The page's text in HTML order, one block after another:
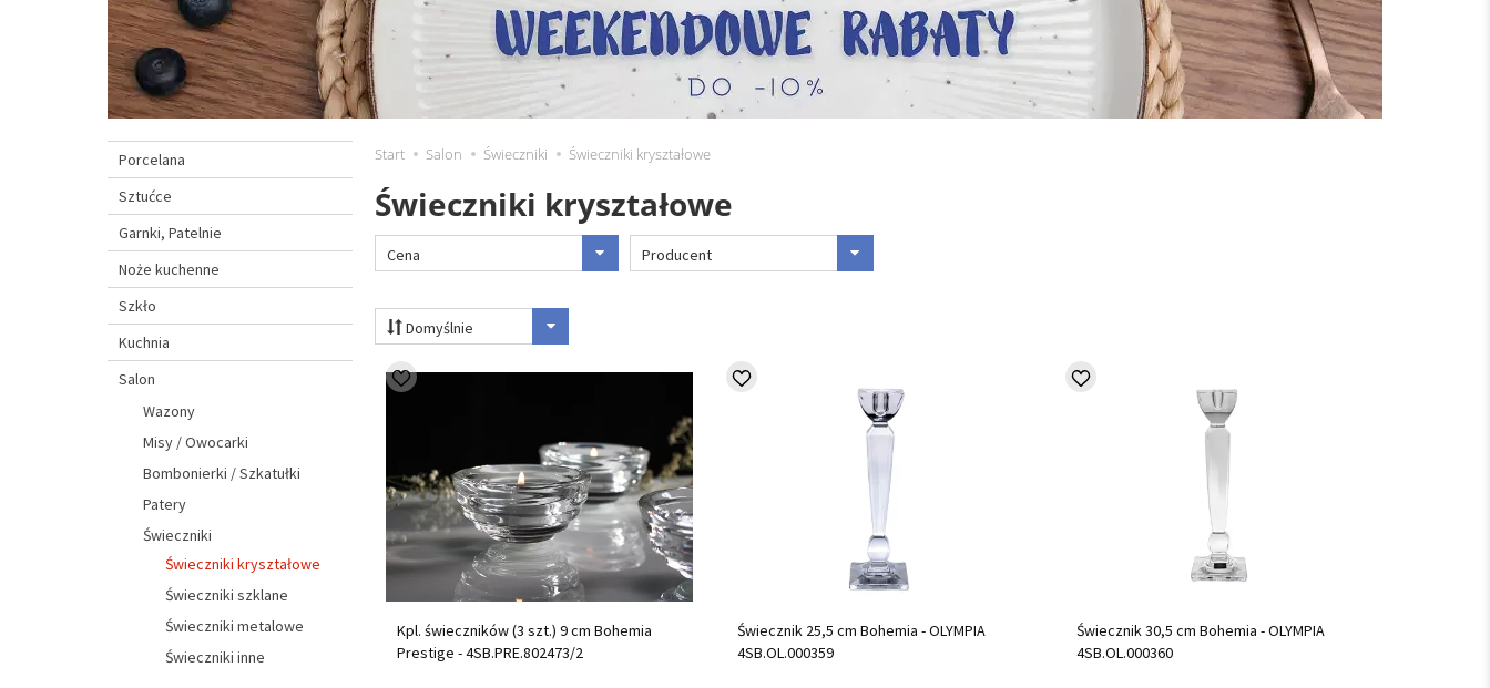
Start Salon Świeczniki Świeczniki kryształowe
Świeczniki kryształowe
Cena Producent
Domyślnie
Kpl. świeczników (3 szt.) 9 cm Bohemia
Prestige - 4SB.PRE.802473/2
Świecznik 25,5 cm Bohemia - OLYMPIA
4SB.OL.000359
Świecznik 30,5 cm Bohemia - OLYMPIA
4SB.OL.000360
Porcelana
Sztućce
Garnki, Patelnie
Noże kuchenne
Szkło
Kuchnia
Salon
Wazony
Misy / Owocarki
Bombonierki / Szkatułki
Patery
Świeczniki
Świeczniki kryształowe
Świeczniki szklane
Świeczniki metalowe
Świeczniki inne